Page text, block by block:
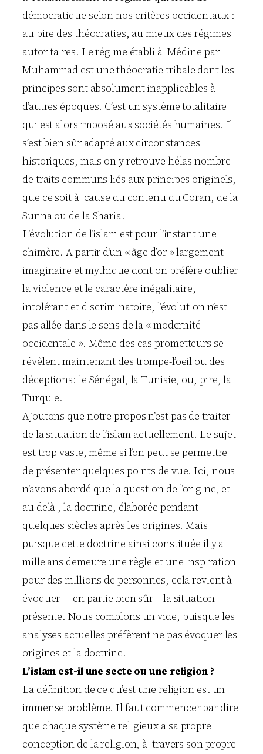
démocratique selon nos critères occidentaux :
au pire des théocraties, au mieux des régimes
autoritaires. Le régime établi à Médine par
Muhammad est une théocratie tribale dont les
principes sont absolument inapplicables à
d’autres époques. C’est un système totalitaire
qui est alors imposé aux sociétés humaines. Il
s’est bien sûr adapté aux circonstances
historiques, mais on y retrouve hélas nombre
de traits communs liés aux principes originels,
que ce soit à cause du contenu du Coran, de la
Sunna ou de la Sharia.
L’évolution de l’islam est pour l’instant une
chimère. A partir d’un « âge d’or » largement
imaginaire et mythique dont on préfère oublier
la violence et le caractère inégalitaire,
intolérant et discriminatoire, l’évolution n’est
pas allée dans le sens de la « modernité
occidentale ». Même des cas prometteurs se
révèlent maintenant des trompe-l’oeil ou des
déceptions: le Sénégal, la Tunisie, ou, pire, la
Turquie.
Ajoutons que notre propos n’est pas de traiter
de la situation de l’islam actuellement. Le sujet
est trop vaste, même si l’on peut se permettre
de présenter quelques points de vue. Ici, nous
n’avons abordé que la question de l’origine, et
au delà , la doctrine, élaborée pendant
quelques siècles après les origines. Mais
puisque cette doctrine ainsi constituée il y a
mille ans demeure une règle et une inspiration
pour des millions de personnes, cela revient à
évoquer — en partie bien sûr – la situation
présente. Nous comblons un vide, puisque les
analyses actuelles préfèrent ne pas évoquer les
origines et la doctrine.
L’islam est-il une secte ou une religion ?
La définition de ce qu’est une religion est un
immense problème. Il faut commencer par dire
que chaque système religieux a sa propre
conception de la religion, à travers son propre